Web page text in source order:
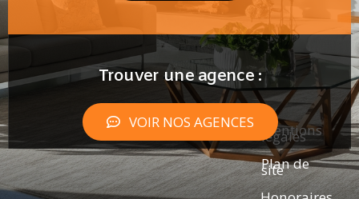
Trouver une agence :
VOIR NOS AGENCES Mentions
légales
Plan de
site